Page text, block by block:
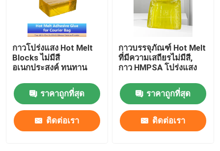
กาวโปร่งแสง Hot Melt
Blocks ไม่มีสี
อเนกประสงค์ ทนทาน
ราคาถูกที่สุด
ติดต่อเรา
กาวบรรจุภัณฑ์ Hot Melt
ที่มีความเสถียรไม่มีสี,
กาว HMPSA โปร่งแสง
ราคาถูกที่สุด
ติดต่อเรา